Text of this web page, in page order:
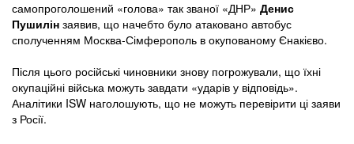
самопроголошений «голова» так званої «ДНР» Денис
Пушилін заявив, що начебто було атаковано автобус
сполученням Москва-Сімферополь в окупованому Єнакієво.
Після цього російські чиновники знову погрожували, що їхні
окупаційні війська можуть завдати «ударів у відповідь».
Аналітики ISW наголошують, що не можуть перевірити ці заяви
з Росії.